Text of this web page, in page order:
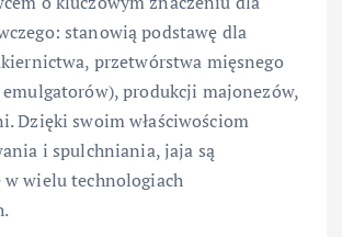
stanowią podstawę dla
przetwórstwa mięsnego
emulgatorów), produkcji majonezów,
Dzięki swoim właściwościom
i spulchniania, jaja są
wielu technologiach